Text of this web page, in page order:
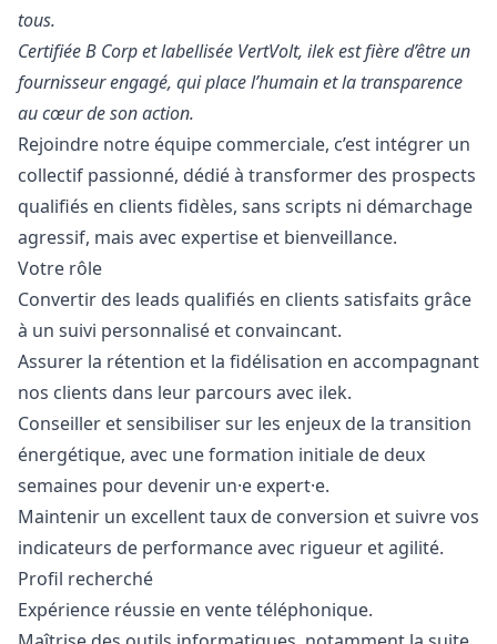
tous.
Certifiée B Corp et labellisée VertVolt, ilek est fière d’être un
fournisseur engagé, qui place l’humain et la transparence
au cœur de son action.
Rejoindre notre équipe commerciale, c’est intégrer un
collectif passionné, dédié à transformer des prospects
qualifiés en clients fidèles, sans scripts ni démarchage
agressif, mais avec expertise et bienveillance.
Votre rôle
Convertir des leads qualifiés en clients satisfaits grâce
à un suivi personnalisé et convaincant.
Assurer la rétention et la fidélisation en accompagnant
nos clients dans leur parcours avec ilek.
Conseiller et sensibiliser sur les enjeux de la transition
énergétique, avec une formation initiale de deux
semaines pour devenir un·e expert·e.
Maintenir un excellent taux de conversion et suivre vos
indicateurs de performance avec rigueur et agilité.
Profil recherché
Expérience réussie en vente téléphonique.